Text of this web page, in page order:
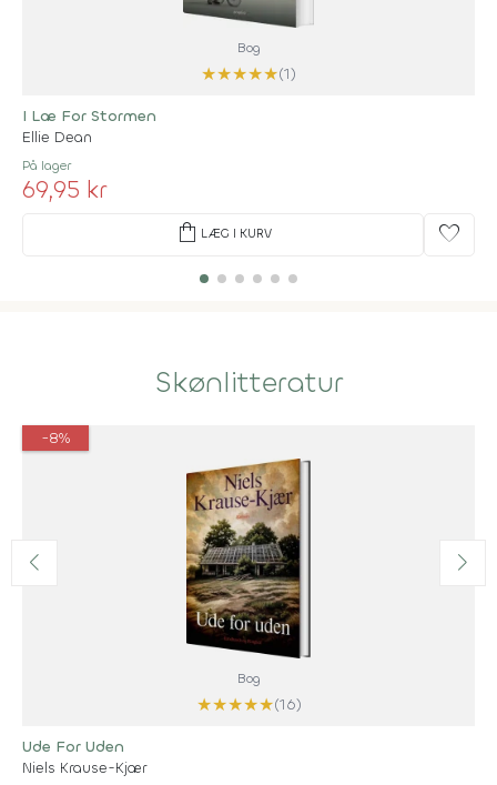
Bog
★★★★★(1)
I Læ For Stormen
Ellie Dean
På lager
69,95 kr
shopping_bag LÆG I KURV favorite
Skønlitteratur
-8%
Bog
★★★★★(16)
Ude For Uden
Niels Krause-Kjær